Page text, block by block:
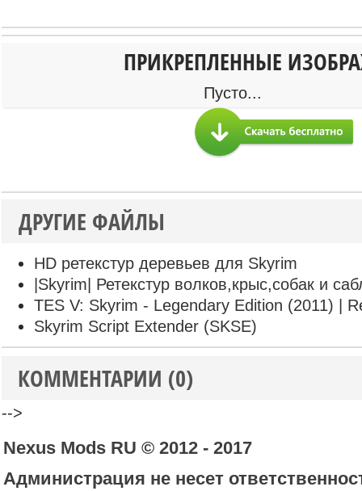
ПРИКРЕПЛЕННЫЕ
Пусто...
ДРУГИЕ ФАЙЛЫ
HD ретекстур деревьев для Skyrim
|Skyrim| Ретекстур волков,крыс,собак и
TES V: Skyrim - Legendary Edition (2011) |
Skyrim Script Extender (SKSE)
КОММЕНТАРИИ (0)
-->
Nexus Mods RU © 2012 - 2017
Администрация не несет